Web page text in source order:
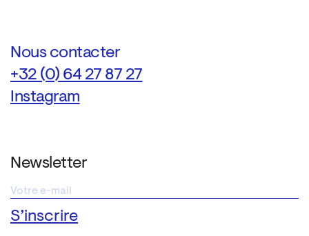
Nous contacter
+32 (0) 64 27 87 27
Instagram
Newsletter